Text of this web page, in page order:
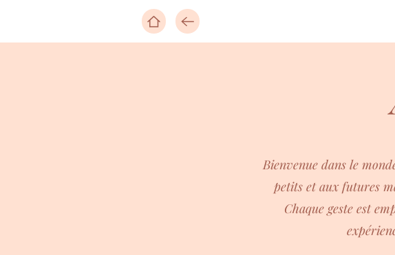
Bienvenue dans le
petits et aux futures
Chaque geste est